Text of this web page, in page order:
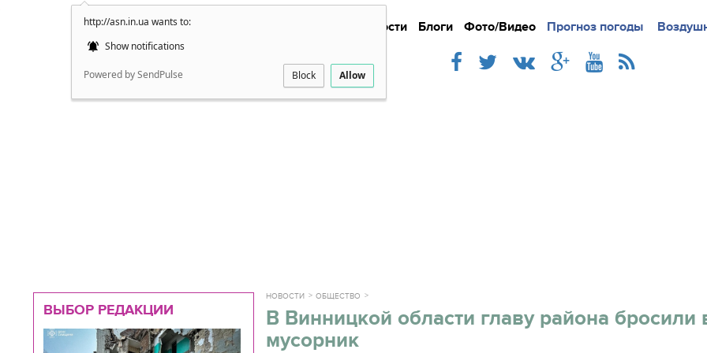
http://asn.in.ua wants to:
Show notifications
Powered by SendPulse Block Allow
Новости Блоги Фото/Видео Прогноз погоды
Подробно Новости
ВЫБОР РЕДАКЦИИ
НОВОСТИ ОБЩЕСТВО
В Винницкой области главу района бросили
мусорник